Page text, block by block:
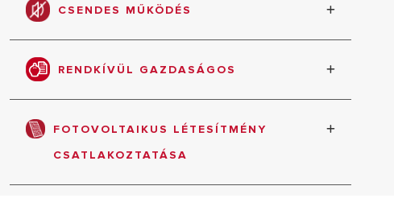
fűtés szempontjából (az A+++/D tartományban),
35 °C-os előremenő víz esetén.
CSENDES MŰKÖDÉS
Rendkívül csendes működés minden
üzemmódban.
RENDKÍVÜL GAZDASÁGOS
Alacsony áramfogyasztás.
FOTOVOLTAIKUS LÉTESÍTMÉNY
CSATLAKOZTATÁSA
A fotovoltaikus létesítmények által termelt